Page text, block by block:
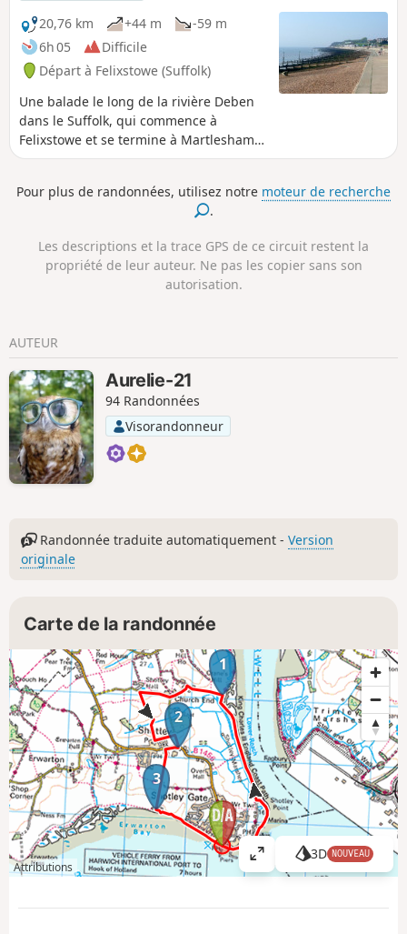
20,76 km
+44 m
-59 m
6h 05
Difficile
Départ à Felixstowe (Suffolk)
Une balade le long de la rivière Deben
dans le Suffolk, qui commence à
Felixstowe et se termine à Martlesham.
Une belle balade le long de l'estuaire de
sont inaccessibles à cause de brèches
dans les digues, le mélange de chemins
de sentiers offre un mélange idéal de
paysages qui fascinera tous les
promeneurs. Le pub May Bush est
imbattable au bord de la rivière.
Pour plus de randonnées, utilisez notre moteur de recherche
.
Les descriptions et la trace GPS de ce circuit restent la
propriété de leur auteur. Ne pas les copier sans son
autorisation.
AUTEUR
Aurelie-21
94 Randonnées
Visorandonneur
Randonnée traduite automatiquement -Version
originale
Carte de la randonnée
1
2
3
Attributions
A
ff
3D NOUVEAU